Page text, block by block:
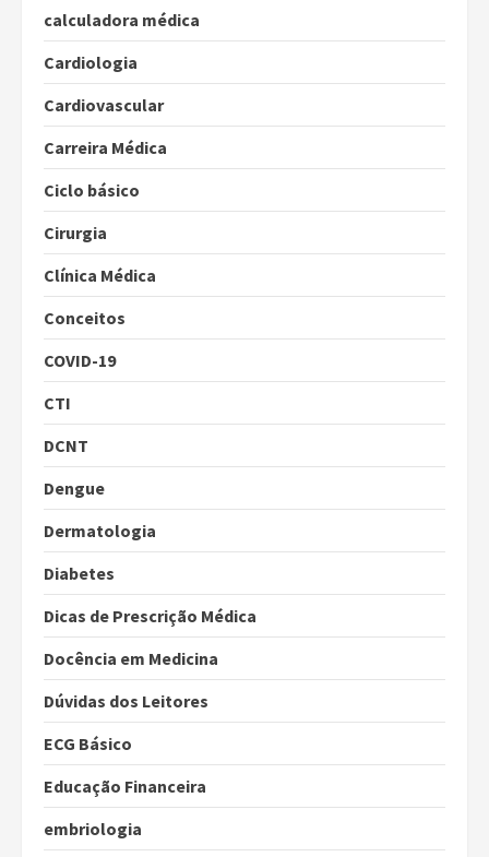
calculadora médica
Cardiologia
Cardiovascular
Carreira Médica
Ciclo básico
Cirurgia
Clínica Médica
Conceitos
COVID-19
CTI
DCNT
Dengue
Dermatologia
Diabetes
Dicas de Prescrição Médica
Docência em Medicina
Dúvidas dos Leitores
ECG Básico
Educação Financeira
embriologia